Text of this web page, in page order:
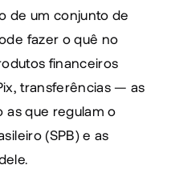
de um conjunto de
fazer o quê no
financeiros
transferências — as
as que regulam o
(SPB) e as